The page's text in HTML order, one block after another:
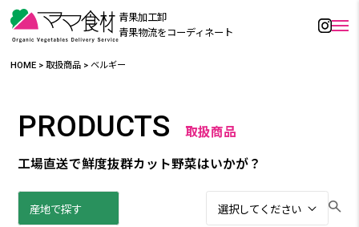
青果加工卸
青果物流をコーディネート
HOME >取扱商品 >ベルギー
PRODUCTS 取扱商品
工場直送で鮮度抜群カット野菜はいかが？